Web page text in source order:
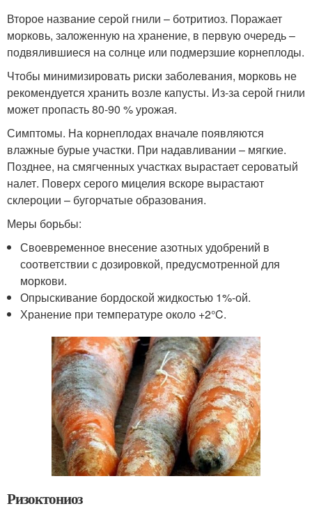
Второе название серой гнили – ботритиоз. Поражает
морковь, заложенную на хранение, в первую очередь –
подвялившиеся на солнце или подмерзшие корнеплоды.
Чтобы минимизировать риски заболевания, морковь не
рекомендуется хранить возле капусты. Из-за серой гнили
может пропасть 80-90 % урожая.
Симптомы. На корнеплодах вначале появляются
влажные бурые участки. При надавливании – мягкие.
Позднее, на смягченных участках вырастает сероватый
налет. Поверх серого мицелия вскоре вырастают
склероции – бугорчатые образования.
Меры борьбы:
Своевременное внесение азотных удобрений в
соответствии с дозировкой, предусмотренной для
моркови.
Опрыскивание бордоской жидкостью 1%-ой.
Хранение при температуре около +2°C.
Ризоктониоз